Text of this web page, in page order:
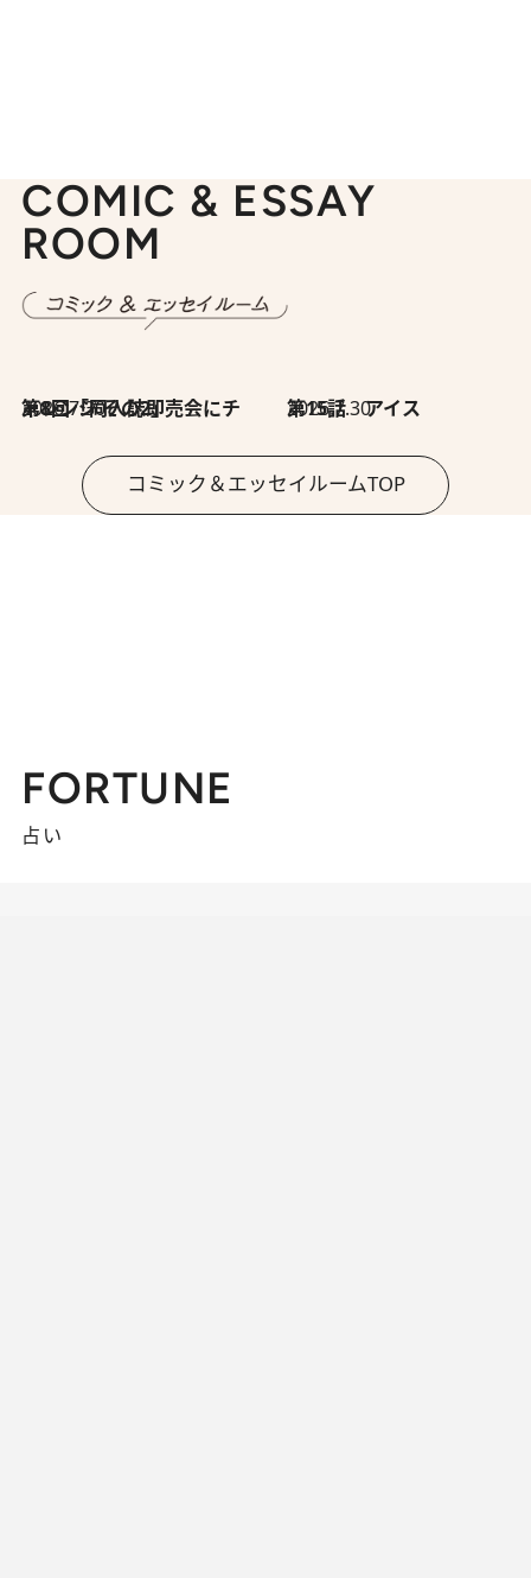
COMIC & ESSAY
ROOM
2026.7.30
第8回「同人誌即売会にチャレンジ その2」 2026.7.30
第15話 アイス
コミック＆エッセイルームTOP
FORTUNE
占い